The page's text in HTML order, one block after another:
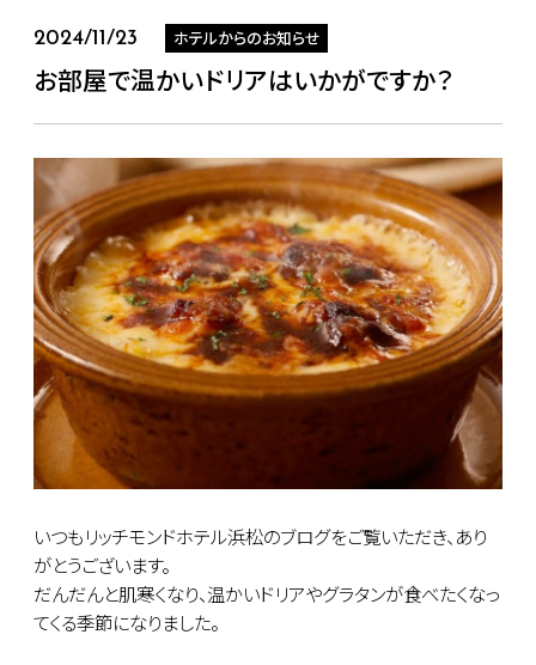
2024/11/23 ホテルからのお知らせ
お部屋で温かいドリアはいかがですか？
いつもリッチモンドホテル浜松のブログをご覧いただき、あり
がとうございます。
だんだんと肌寒くなり、温かいドリアやグラタンが食べたくなっ
てくる季節になりました。